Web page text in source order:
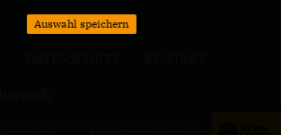
Auswahl speichern